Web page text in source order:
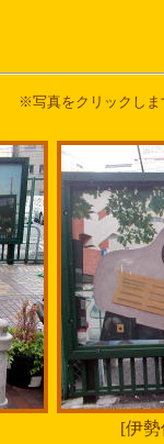
※写真をクリックし
[伊